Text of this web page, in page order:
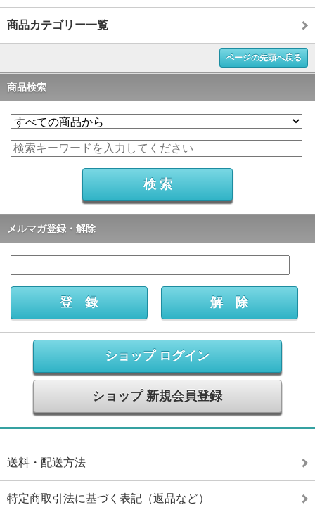
商品カテゴリー一覧
ページの先頭へ戻る
商品検索
メルマガ登録・解除
ショップ ログイン
ショップ 新規会員登録
送料・配送方法
特定商取引法に基づく表記（返品など）